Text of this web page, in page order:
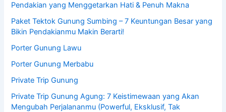
Pendakian yang Menggetarkan Hati & Penuh Makna
Paket Tektok Gunung Sumbing – 7 Keuntungan Besar yang
Bikin Pendakianmu Makin Berarti!
Porter Gunung Lawu
Porter Gunung Merbabu
Private Trip Gunung
Private Trip Gunung Agung: 7 Keistimewaan yang Akan
Mengubah Perjalananmu (Powerful, Eksklusif, Tak